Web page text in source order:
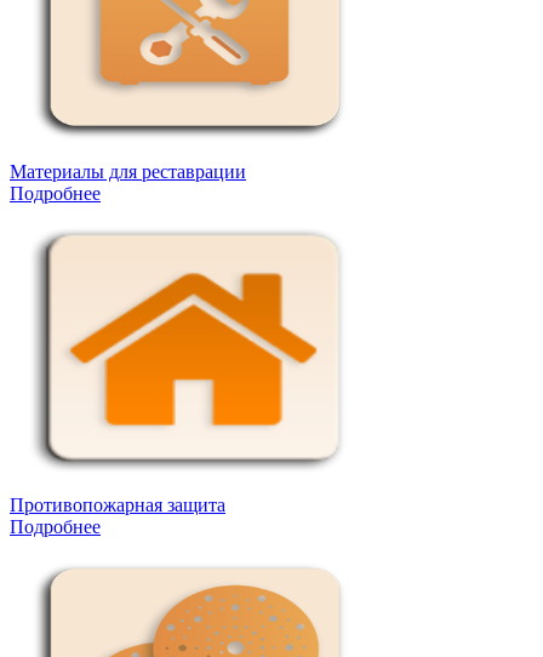
Материалы для реставрации
Подробнее
Противопожарная защита
Подробнее